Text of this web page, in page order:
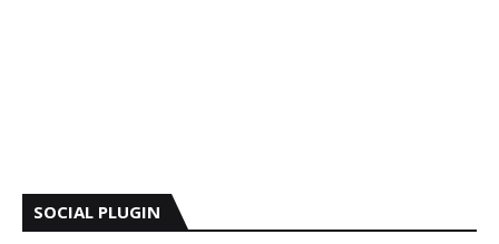
SOCIAL PLUGIN